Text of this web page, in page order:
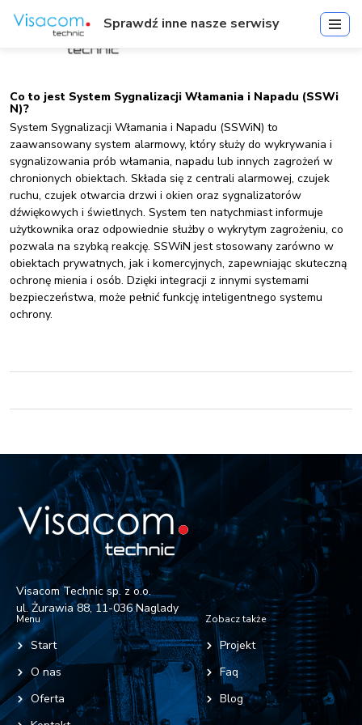
Co to jest System Sygnalizacji Włamania i Napadu (SSWi
N)?
System Sygnalizacji Włamania i Napadu (SSWiN) to
zaawansowany system alarmowy, który służy do wykrywania i
sygnalizowania prób włamania, napadu lub innych zagrożeń w
chronionych obiektach. Składa się z centrali alarmowej, czujek
ruchu, czujek otwarcia drzwi i okien oraz sygnalizatorów
dźwiękowych i świetlnych. System ten natychmiast informuje
użytkownika oraz odpowiednie służby o wykrytym zagrożeniu, co
pozwala na szybką reakcję. SSWiN jest stosowany zarówno w
obiektach prywatnych, jak i komercyjnych, zapewniając skuteczną
ochronę mienia i osób. Dzięki integracji z innymi systemami
bezpieczeństwa, może pełnić funkcję inteligentnego systemu
ochrony.
Visacom Technic sp. z o.o.
ul. Żurawia 88, 11-036 Naglady
Menu
Start
O nas
Oferta
Zobacz także
Projekt
Faq
Blog
Sprawdź inne nasze serwisy